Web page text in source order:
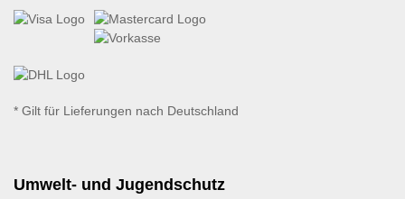
* Gilt für Lieferungen nach Deutschland
Umwelt- und Jugendschutz